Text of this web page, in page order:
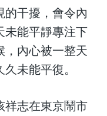
干擾，會令內
未能平靜專注下
，內心被一整天
未能平復。
祥志在東京鬧市